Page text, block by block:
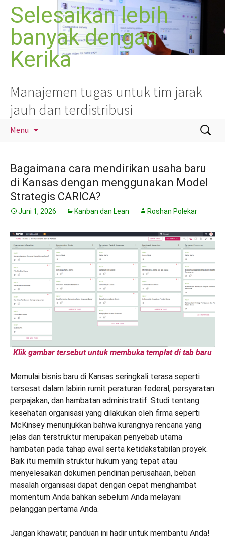
Langsung
Selesaikan lebih
banyak dengan
Kerika
Manajemen tugas untuk tim jarak
jauh dan terdistribusi
Menu
Cari
untuk:
Bagaimana cara mendirikan usaha baru
di Kansas dengan menggunakan Model
Strategis CARICA?
Juni 1, 2026 Kanban dan Lean Roshan Polekar
Klik gambar tersebut untuk membuka templat di tab baru
Memulai bisnis baru di Kansas seringkali terasa seperti
tersesat dalam labirin rumit peraturan federal, persyaratan
perpajakan, dan hambatan administratif. Studi tentang
kesehatan organisasi yang dilakukan oleh firma seperti
McKinsey menunjukkan bahwa kurangnya rencana yang
jelas dan terstruktur merupakan penyebab utama
hambatan pada tahap awal serta ketidakstabilan proyek.
Baik itu memilih struktur hukum yang tepat atau
menyelesaikan dokumen pendirian perusahaan, beban
masalah organisasi dapat dengan cepat menghambat
momentum Anda bahkan sebelum Anda melayani
pelanggan pertama Anda.
Jangan khawatir, panduan ini hadir untuk membantu Anda!